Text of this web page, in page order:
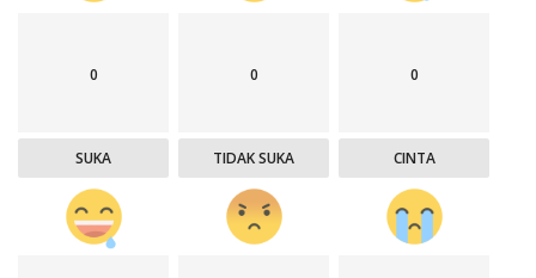
0
SUKA
0
TIDAK SUKA
0
CINTA